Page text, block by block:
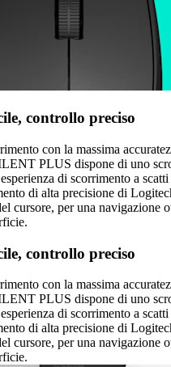
controllo preciso
con la massima
PLUS dispone di uno
di scorrimento a
di alta precisione di
cursore, per una navigazione
controllo preciso
con la massima
PLUS dispone di uno
di scorrimento a
di alta precisione di
cursore, per una navigazione